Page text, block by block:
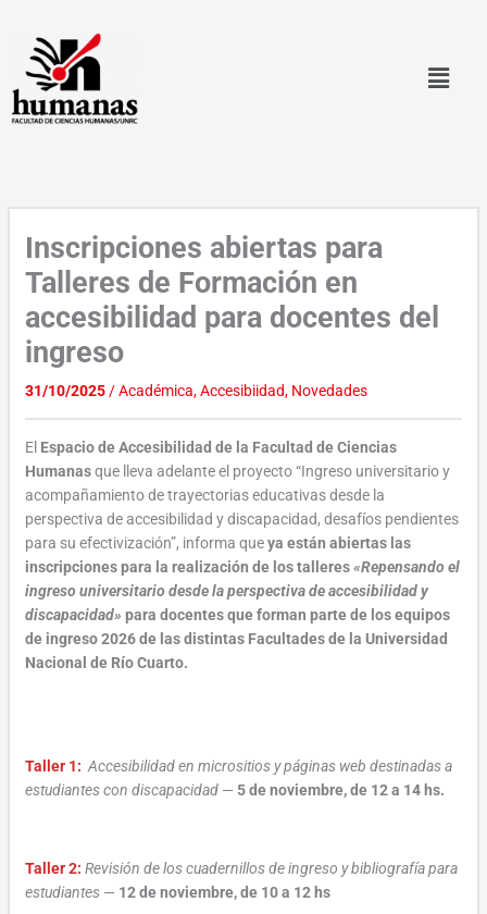
contenido
Inscripciones abiertas para
Talleres de Formación en
accesibilidad para docentes del
ingreso
31/10/2025/Académica,Accesibiidad, Novedades
El Espacio de Accesibilidad de la Facultad de Ciencias
Humanasque lleva adelante el proyecto “Ingreso universitario y
acompañamiento de trayectorias educativas desde la
perspectiva de accesibilidad y discapacidad, desafíos pendientes
para su efectivización”, informa queya están abiertas las
inscripciones para la realización de los talleres«Repensando el
ingreso universitario desde la perspectiva de accesibilidad y
discapacidad» para docentes que forman parte de los equipos
de ingreso 2026 de las distintas Facultades de la Universidad
Nacional de Río Cuarto.
Taller 1: Accesibilidad en micrositios y páginas web destinadas a
estudiantes con discapacidad —5 de noviembre, de 12 a 14 hs.
Taller 2: Revisión de los cuadernillos de ingreso y bibliografía para
estudiantes — 12 de noviembre, de 10 a 12 hs